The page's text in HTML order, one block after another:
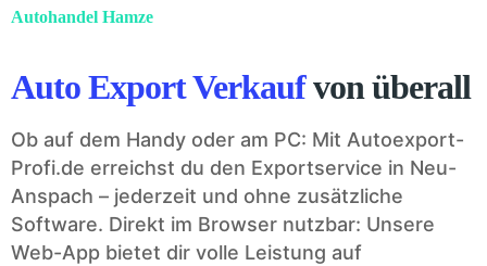
Autohandel Hamze
Auto Export Verkaufvon überall
Ob auf dem Handy oder am PC: Mit Autoexport-
Profi.de erreichst du den Exportservice in Neu-
Anspach – jederzeit und ohne zusätzliche
Software. Direkt im Browser nutzbar: Unsere
Web-App bietet dir volle Leistung auf